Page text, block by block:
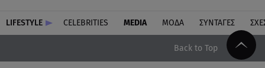
LIFESTYLE CELEBRITIES MEDIA ΜΟΔΑ ΣΥΝΤΑΓΕΣ
Back to Top